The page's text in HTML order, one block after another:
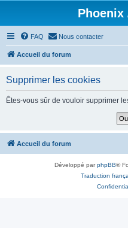
Phoenix
FAQ Nous contacter
Accueil du forum
Supprimer les cookies
Êtes-vous sûr de vouloir supprimer
Accueil du forum
Développé parphpBB®
Traduction